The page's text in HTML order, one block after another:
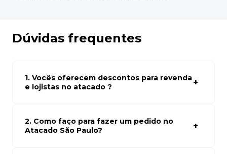
Dúvidas frequentes
1. Vocês oferecem descontos para revenda
e lojistas no atacado ?
atacado empresas e compre com os melhores preços
para seu modelo de negócio
2. Como faço para fazer um pedido no
Atacado São Paulo?